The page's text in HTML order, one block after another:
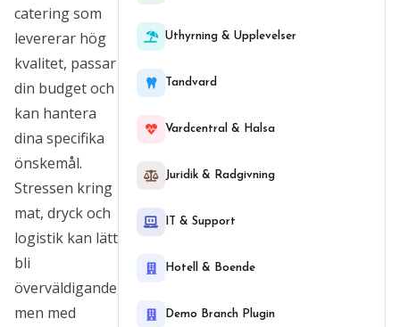
catering som
levererar hög
kvalitet, passar
din budget och
kan hantera
dina specifika
önskemål.
Stressen kring
mat, dryck och
logistik kan lätt
bli
överväldigande,
men med
Uthyrning & Upplevelser
Tandvard
Vardcentral & Halsa
Juridik & Radgivning
IT & Support
Hotell & Boende
Demo Branch Plugin